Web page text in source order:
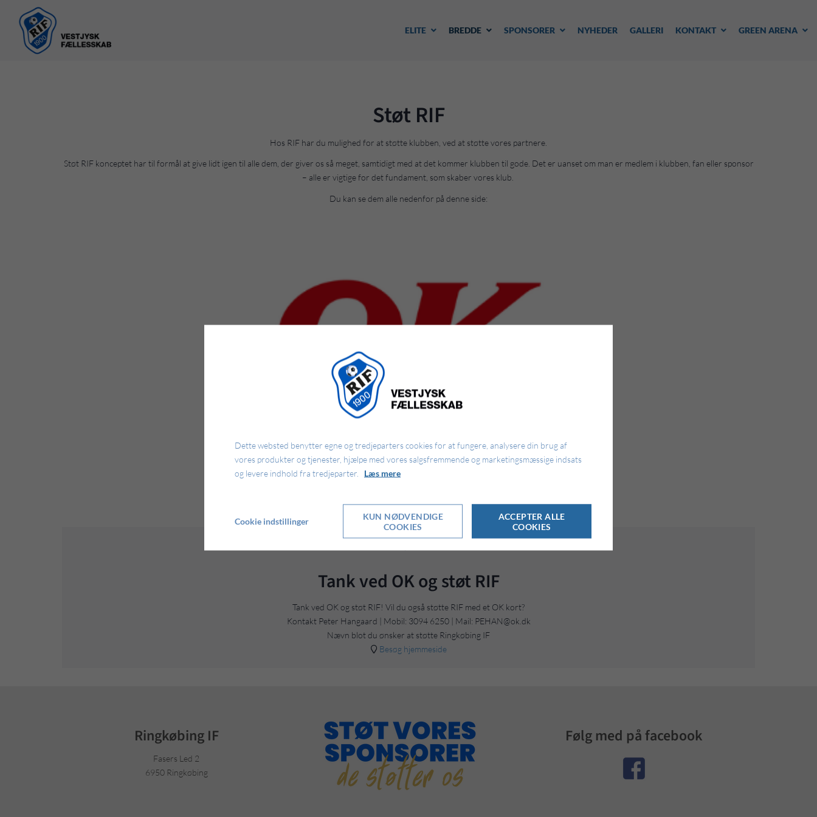
ELITE BREDDE SPONSORER NYHEDER GALLERI KONTAKT GREEN ARENA
Støt RIF
Hos RIF har du mulighed for at støtte klubben, ved at støtte vores partnere.
Støt RIF konceptet har til formål at give lidt igen til alle dem, der giver os så meget, samtidigt med at det kommer klubben til gode. Det er uanset om man er medlem i klubben, fan eller sponsor
– alle er vigtige for det fundament, som skaber vores klub.
Du kan se dem alle nedenfor på denne side:
OK
Tank ved OK og støt RIF
Tank ved OK og støt RIF! Vil du også støtte RIF med et OK kort?
Kontakt Peter Hangaard | Mobil: 3094 6250 | Mail: PEHAN@ok.dk
Nævn blot du ønsker at støtte Ringkøbing IF
Besøg hjemmeside
Ringkøbing IF
Fasers Led 2
6950 Ringkøbing
Følg med på facebook
Dette websted benytter egne og tredjeparters cookies for at fungere, analysere din brug af
vores produkter og tjenester, hjælpe med vores salgsfremmende og marketingsmæssige indsats
og levere indhold fra tredjeparter. Læs mere
Cookie indstillinger
KUN NØDVENDIGE
COOKIES
ACCEPTER ALLE
COOKIES